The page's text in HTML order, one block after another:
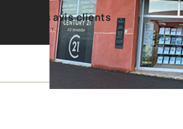
Voir tous les avis clients